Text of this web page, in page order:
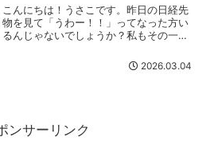
こんにちは！うさこです。昨日の日経先
物を見て「うわー！！」ってなった方い
るんじゃないでしょうか？私もその一人
ると、私が思ったほどは下がりませんで
した。ついこの間買った三井住友トラス
2026.03.04
ンサーリンク